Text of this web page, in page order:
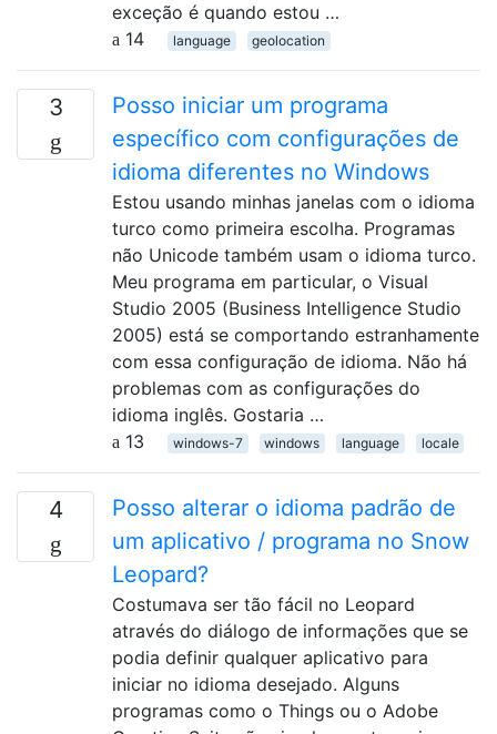
exceção é quando estou …
14
language geolocation
3
Posso iniciar um programa
específico com configurações de
idioma diferentes no Windows
Estou usando minhas janelas com o idioma
turco como primeira escolha. Programas
não Unicode também usam o idioma turco.
Meu programa em particular, o Visual
Studio 2005 (Business Intelligence Studio
2005) está se comportando estranhamente
com essa configuração de idioma. Não há
problemas com as configurações do
idioma inglês. Gostaria …
13
windows-7 windows language locale
4
Posso alterar o idioma padrão de
um aplicativo / programa no Snow
Leopard?
Costumava ser tão fácil no Leopard
através do diálogo de informações que se
podia definir qualquer aplicativo para
iniciar no idioma desejado. Alguns
programas como o Things ou o Adobe